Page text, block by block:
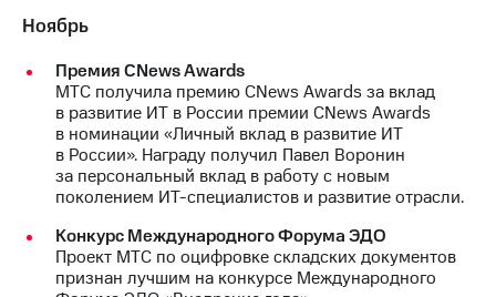
Ноябрь
Премия CNews Awards
МТС получила премию CNews Awards за вклад
в развитие ИТ в России премии CNews Awards
в номинации «Личный вклад в развитие ИТ
в России». Награду получил Павел Воронин
за персональный вклад в работу с новым
поколением ИТ-специалистов и развитие отрасли.
Конкурс Международного Форума ЭДО
Проект МТС по оцифровке складских документов
признан лучшим на конкурсе Международного